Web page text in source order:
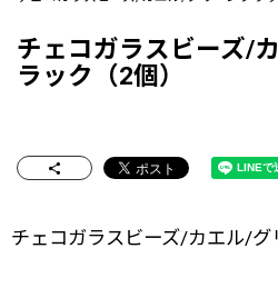
チェコガラスビーズ/
ラック（2個）
チェコガラスビーズ/カエル/グ